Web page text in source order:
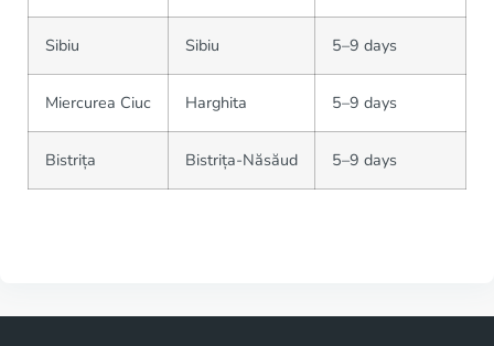
Sibiu Sibiu 5–9 days
Miercurea Ciuc Harghita 5–9 days
Bistrița Bistrița-Năsăud 5–9 days